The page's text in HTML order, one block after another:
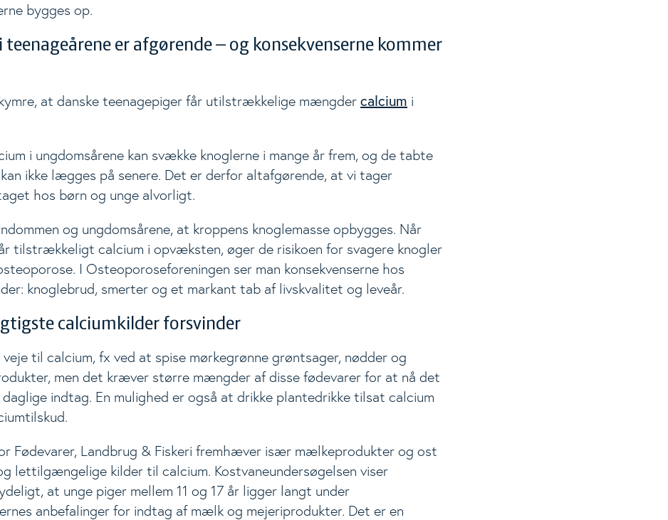
bygges op.
teenageårene er afgørende – og konsekvenserne kommer
at danske teenagepiger får utilstrækkelige mængder calcium i
i ungdomsårene kan svække knoglerne i mange år frem, og de tabte
ikke lægges på senere. Det er derfor altafgørende, at vi tager
hos børn og unge alvorligt.
og ungdomsårene, at kroppens knoglemasse opbygges. Når
tilstrækkeligt calcium i opvæksten, øger de risikoen for svagere knogler
I Osteoporoseforeningen ser man konsekvenserne hos
knoglebrud, smerter og et markant tab af livskvalitet og leveår.
calciumkilder forsvinder
veje til calcium, fx ved at spise mørkegrønne grøntsager, nødder og
men det kræver større mængder af disse fødevarer for at nå det
daglige indtag. En mulighed er også at drikke plantedrikke tilsat calcium
Fødevarer, Landbrug & Fiskeri fremhæver især mælkeprodukter og ost
lettilgængelige kilder til calcium. Kostvaneundersøgelsen viser
at unge piger mellem 11 og 17 år ligger langt under
anbefalinger for indtag af mælk og mejeriprodukter. Det er en